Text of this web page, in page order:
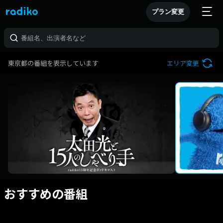
プラン変更
東京都の番組を表示しています エリア変更
おすすめの番組